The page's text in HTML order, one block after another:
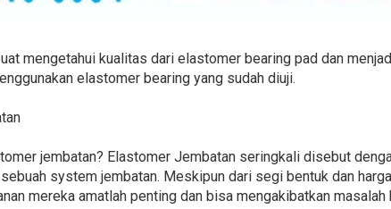
mengetahui kualitas dari elastomer bearing pad dan
elastomer bearing yang sudah diuji.
jembatan? Elastomer Jembatan seringkali disebut
system jembatan. Meskipun dari segi bentuk dan
mereka amatlah penting dan bisa mengakibatkan